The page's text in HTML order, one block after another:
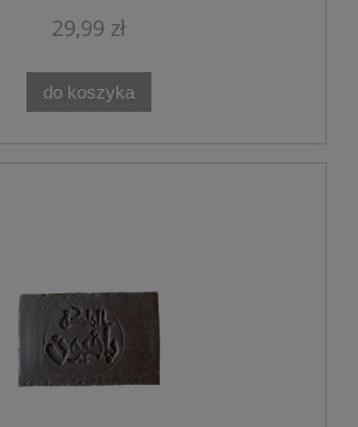
29,99 zł
do koszyka